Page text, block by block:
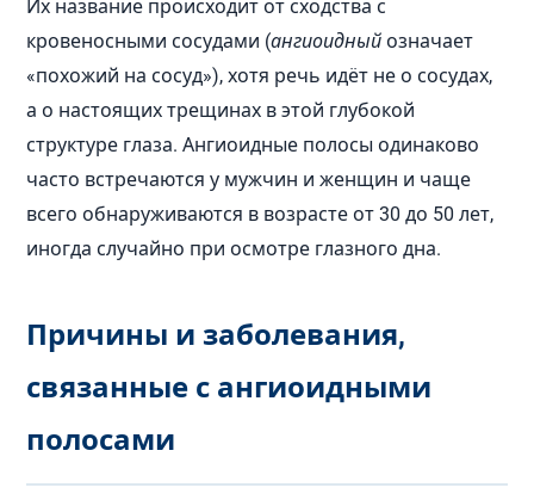
Их название происходит от сходства с
кровеносными сосудами (ангиоидный означает
«похожий на сосуд»), хотя речь идёт не о сосудах,
а о настоящих трещинах в этой глубокой
структуре глаза. Ангиоидные полосы одинаково
часто встречаются у мужчин и женщин и чаще
всего обнаруживаются в возрасте от 30 до 50 лет,
иногда случайно при осмотре глазного дна.
Причины и заболевания,
связанные с ангиоидными
полосами